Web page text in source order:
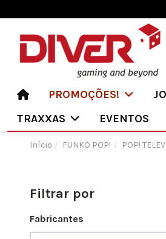
PROMOÇÕES!
TRAXXAS
EVENTOS
Início FUNKO POP! POP!
Filtrar por
Fabricantes